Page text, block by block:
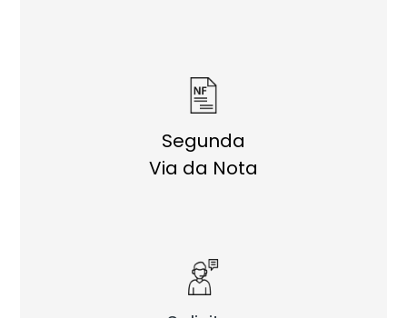
Segunda
Via da Nota